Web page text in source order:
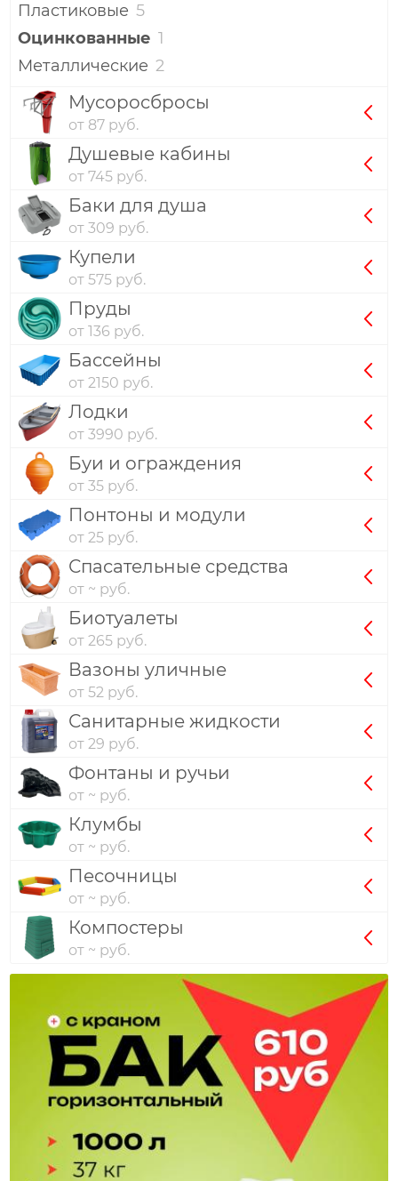
Пластиковые 5
Оцинкованные 1
Металлические 2
Мусоросбросы
от 87 руб.
Душевые кабины
от 745 руб.
Баки для душа
от 309 руб.
Купели
от 575 руб.
Пруды
от 136 руб.
Бассейны
от 2150 руб.
Лодки
от 3990 руб.
Буи и ограждения
от 35 руб.
Понтоны и модули
от 25 руб.
Спасательные средства
от ~ руб.
Биотуалеты
от 265 руб.
Вазоны уличные
от 52 руб.
Санитарные жидкости
от 29 руб.
Фонтаны и ручьи
от ~ руб.
Клумбы
от ~ руб.
Песочницы
от ~ руб.
Компостеры
от ~ руб.